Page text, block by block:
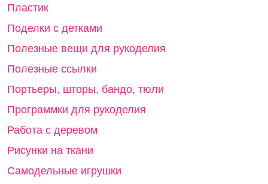
Пластик
Поделки с детками
Полезные вещи для рукоделия
Полезные ссылки
Портьеры, шторы, бандо, тюли
Программки для рукоделия
Работа с деревом
Рисунки на ткани
Самодельные игрушки